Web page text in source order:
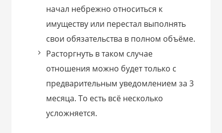
начал небрежно относиться к
имуществу или перестал выполнять
свои обязательства в полном объёме.
Расторгнуть в таком случае
отношения можно будет только с
предварительным уведомлением за 3
месяца. То есть всё несколько
усложняется.